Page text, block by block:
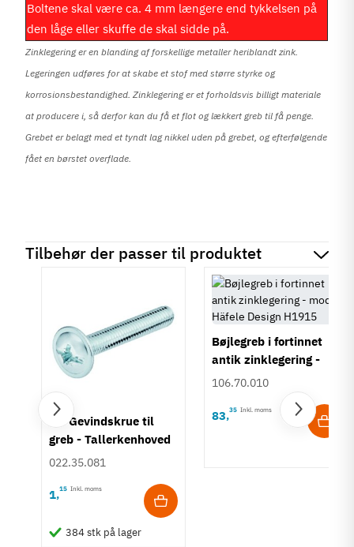
Boltene skal være ca. 4 mm længere end tykkelsen på
den låge eller skuffe de skal sidde på.
Zinklegering er en blanding af forskellige metaller heriblandt zink.
Legeringen udføres for at skabe et stof med større styrke og
korrosionsbestandighed. Zinklegering er et forholdsvis billigt materiale
at producere i, så derfor kan du få et flot og lækkert greb til få penge.
Grebet er belagt med et tyndt lag nikkel uden på grebet, og efterfølgende
fået en børstet overflade.
Tilbehør der passer til produktet
M4 Gevindskrue til
greb - Tallerkenhoved
- Krydskærv
022.35.081
1,15 Inkl. moms
384 stk på lager
Bøjlegreb i fortinnet
antik zinklegering -
model Häfele Design
106.70.010
83,35 Inkl. moms